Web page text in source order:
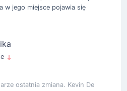
w jego miejsce pojawia się
ostatnia zmiana. Kevin De